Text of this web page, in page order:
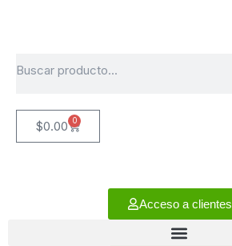
$0.00 0
Cart
Acceso a clientes